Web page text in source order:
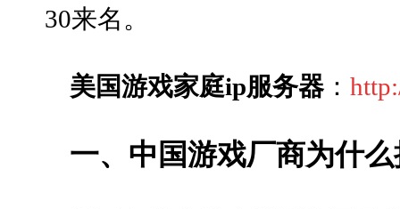
30来名。
美国游戏家庭ip服务器 ：
一、中国游戏厂商为什